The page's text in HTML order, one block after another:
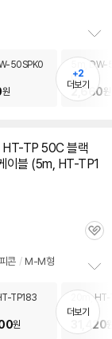
보
펼
치
50SPK0
원
5m,
05
2,660원
+2
더보기
HT-TP 50C블랙
이블 (5m, HT-TP1
관
콘 / M-M형
보
펼
치
TP183
원
20m,
31,420
더보기